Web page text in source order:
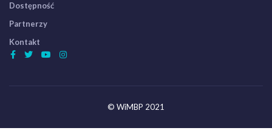
Dostępność
Partnerzy
Kontakt
© WiMBP 2021